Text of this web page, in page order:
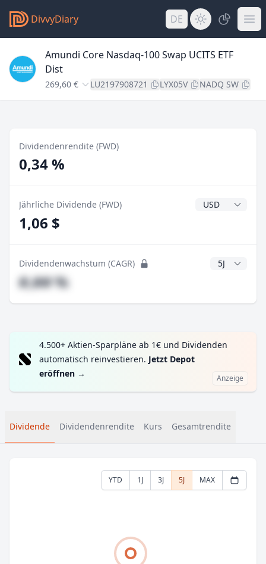
DivvyDiary DE
Amundi Core Nasdaq-100 Swap UCITS ETF
Dist
269,60 € LU2197908721 LYX05V NADQ SW
Dividendenrendite (FWD)
0,34 %
Jährliche Dividende (FWD)
1,06 $
Dividendenwachstum (CAGR) CAGR Jahre
#,## %
4.500+ Aktien-Sparpläne ab 1€ und Dividenden
automatisch reinvestieren. Jetzt Depot
eröffnen → Anzeige
Dividende Dividendenrendite Kurs Gesamtrendite
YTD 1J 3J 5J MAX